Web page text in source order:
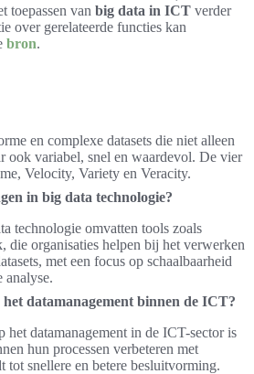
toepassen van big data in ICT verder
over gerelateerde functies kan
bron.
en complexe datasets die niet alleen
ook variabel, snel en waardevol. De vier
Velocity, Variety en Veracity.
in big data technologie?
technologie omvatten tools zoals
die organisaties helpen bij het verwerken
met een focus op schaalbaarheid
analyse.
datamanagement binnen de ICT?
het datamanagement in de ICT-sector is
hun processen verbeteren met
tot snellere en betere besluitvorming.